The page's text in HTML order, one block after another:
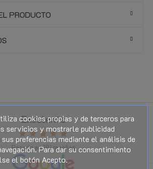
PRODUCTO
Excelente
starstar star starstar
Basado en181reseñas
cookies propias y de terceros para
servicios y mostrarle publicidad
preferencias mediante el análisis de
Para dar su consentimiento
el botón Acepto.